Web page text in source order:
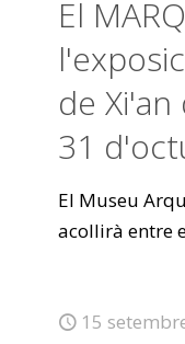
El
de
31
El Museu
acollirà entre
15